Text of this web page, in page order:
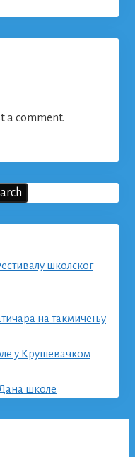
a comment.
школског
на такмичењу
у Крушевачком
школе